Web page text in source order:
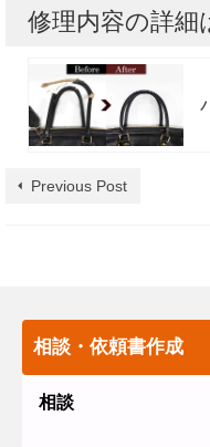
修理内容の詳細
Previous Post
相談・依頼書作成
相談